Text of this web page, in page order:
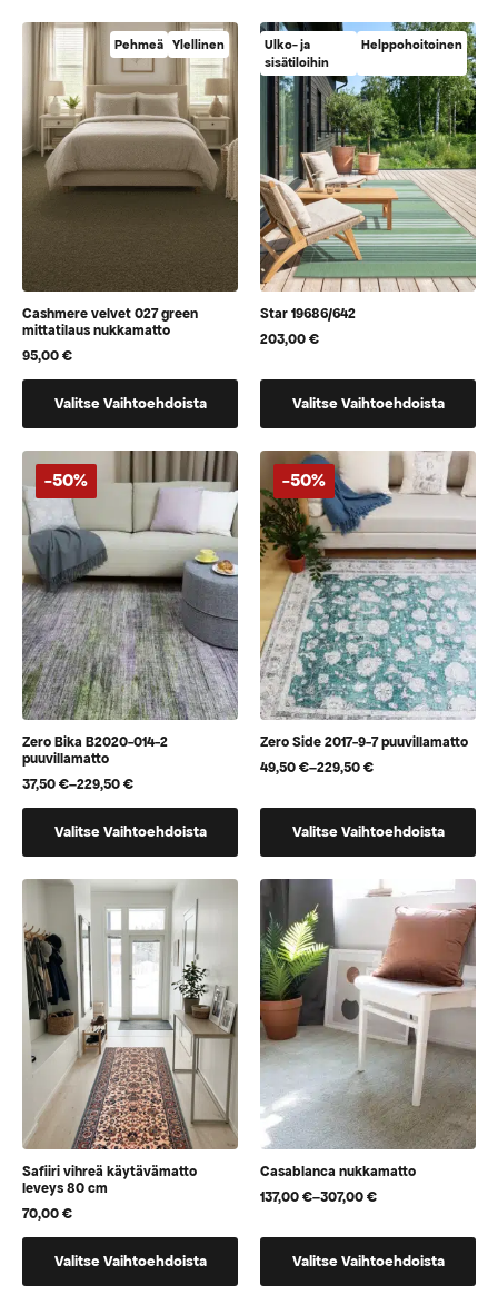
useampi
muunnelma.
tehdä
valinnat
tuotteen
sivulla.
useampi
muunnelma.
Voit
tehdä
valinnat
tuotteen
sivulla.
Pehmeä Ylellinen
Cashmere velvet 027 green
mittatilaus nukkamatto
95,00€
Valitse Vaihtoehdoista
tuotteella
vaihtoehtoja,
jotka
voidaan
valita
tuotteen
sivulla
Ulko- ja
sisätiloihin
Helppohoitoinen
Star 19686/642
203,00€
Valitse Vaihtoehdoista
tuotteella
useampi
muunnelma.
Voit
tehdä
valinnat
tuotteen
sivulla.
-50%
Zero Bika B2020-014-2
puuvillamatto
37,50€–229,50€
Hintaluokka:
37,50 €
229,50 €
Valitse Vaihtoehdoista
muunnelma.
Voit
tehdä
valinnat
tuotteen
sivulla.
-50%
Zero Side 2017-9-7 puuvillamatto
49,50€–229,50€
Hintaluokka:
-
229,50 €Valitse Vaihtoehdoista
muunnelma.
Voit
tehdä
valinnat
tuotteen
sivulla.
Safiiri vihreä käytävämatto
leveys 80 cm
70,00€
Valitse Vaihtoehdoista
tuotteella
Casablanca nukkamatto
137,00€–307,00€
Hintaluokka:
-
307,00 €Valitse Vaihtoehdoista
tuotteella